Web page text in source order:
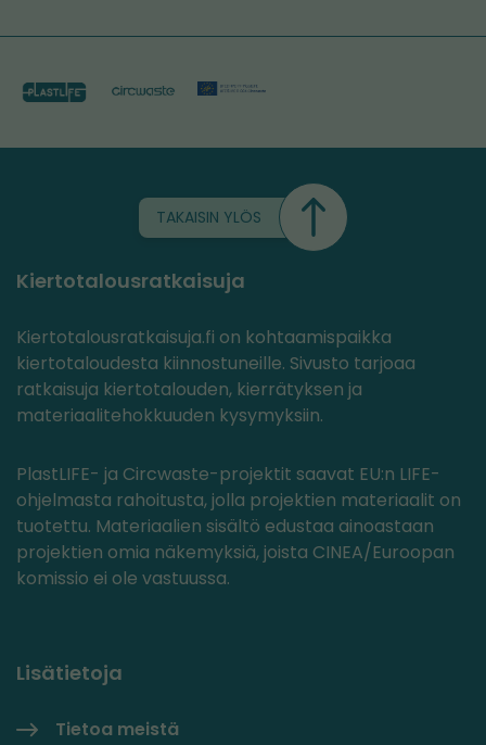
TAKAISIN YLÖS
Kiertotalousratkaisuja
Kiertotalousratkaisuja.fi on kohtaamispaikka
kiertotaloudesta kiinnostuneille. Sivusto tarjoaa
ratkaisuja kiertotalouden, kierrätyksen ja
materiaalitehokkuuden kysymyksiin.
PlastLIFE- ja Circwaste-projektit saavat EU:n LIFE-
ohjelmasta rahoitusta, jolla projektien materiaalit on
tuotettu. Materiaalien sisältö edustaa ainoastaan
projektien omia näkemyksiä, joista CINEA/Euroopan
komissio ei ole vastuussa.
Lisätietoja
Tietoa meistä